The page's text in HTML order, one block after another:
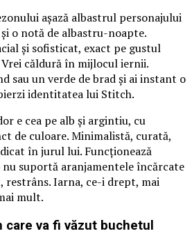
așază albastrul personajului
o notă de albastru-noapte.
și sofisticat, exact pe gustul
căldură în mijlocul iernii.
sau un verde de brad și ai instant o
identitatea lui Stitch.
e cea pe alb și argintiu, cu
de culoare. Minimalistă, curată,
în jurul lui. Funcționează
suportă aranjamentele încărcate
restrâns. Iarna, ce-i drept, mai
mult.
va fi văzut buchetul